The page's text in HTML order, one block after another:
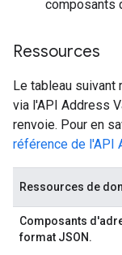
composants
Ressources
Le tableau
via l'API Address
renvoie. Pour en
référence de l'API
Ressources de
Composants
format JSON.